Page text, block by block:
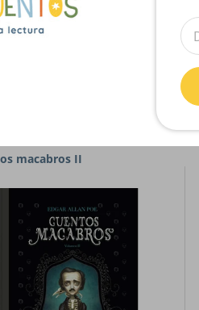
macabros II